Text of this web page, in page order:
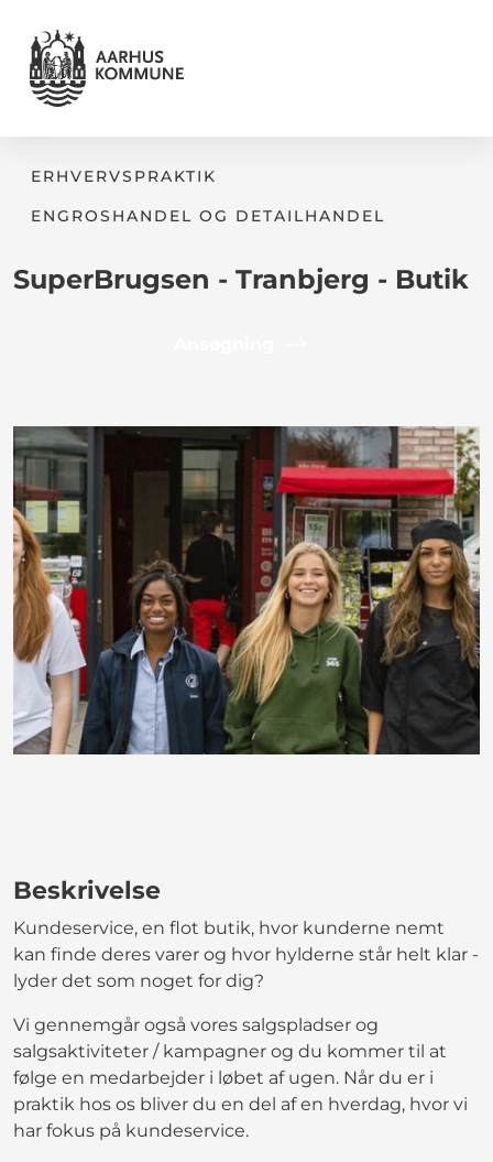
ERHVERVSPRAKTIK
ENGROSHANDEL OG DETAILHANDEL
SuperBrugsen - Tranbjerg - Butik
Beskrivelse
Kundeservice, en flot butik, hvor kunderne nemt
kan finde deres varer og hvor hylderne står helt klar -
lyder det som noget for dig?
Vi gennemgår også vores salgspladser og
salgsaktiviteter / kampagner og du kommer til at
følge en medarbejder i løbet af ugen. Når du er i
praktik hos os bliver du en del af en hverdag, hvor vi
har fokus på kundeservice.